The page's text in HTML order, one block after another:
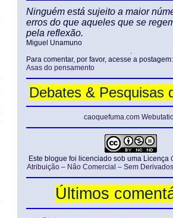
Ninguém está sujeito a maior
erros do que aqueles que se
pela reflexão.
Miguel Unamuno
.
Para comentar, por favor, acesse a postagem:
Asas do pensamento
Debates & Pesquisas
caoquefuma.com
Este blogue foi licenciado sob uma Licença
Atribuição – Não Comercial – Sem
Últimos